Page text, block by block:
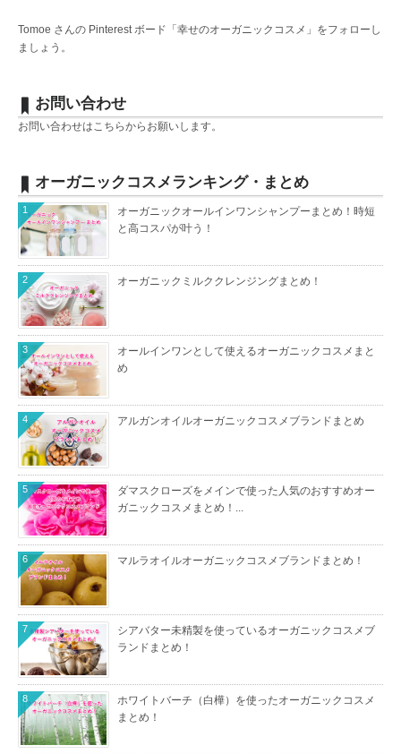
Tomoe さんの Pinterest ボード「幸せのオーガニックコスメ」をフォローし
ましょう。
お問い合わせ
お問い合わせはこちらからお願いします。
オーガニックコスメランキング・まとめ
オーガニックオールインワンシャンプーまとめ！時短
と高コスパが叶う！
1
オーガニックミルククレンジングまとめ！
2
オールインワンとして使えるオーガニックコスメまと
め
3
アルガンオイルオーガニックコスメブランドまとめ
4
ダマスクローズをメインで使った人気のおすすめオー
ガニックコスメまとめ！...
5
マルラオイルオーガニックコスメブランドまとめ！
6
シアバター未精製を使っているオーガニックコスメブ
ランドまとめ！
7
ホワイトバーチ（白樺）を使ったオーガニックコスメ
まとめ！
8